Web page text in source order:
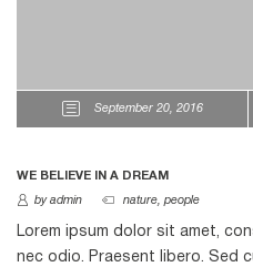
September 20, 2016
WE BELIEVE IN A DREAM
by admin nature, people
Lorem ipsum dolor sit amet,
nec odio. Praesent libero. Sed